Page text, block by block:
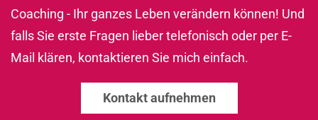
Coaching - Ihr ganzes Leben verändern können! Und
falls Sie erste Fragen lieber telefonisch oder per E-
Mail klären, kontaktieren Sie mich einfach.
Kontakt aufnehmen